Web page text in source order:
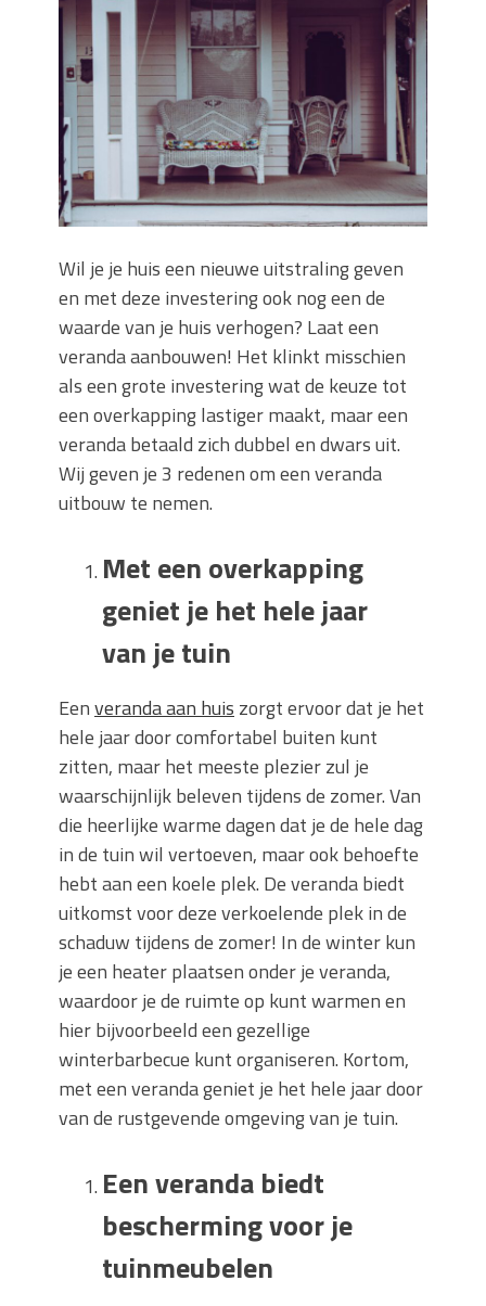
keuze voor iedere tuin
Wat is een sleuvenzaagmachine en
wanneer gebruik je hem?
Wonen in balans en comfort
Wanneer is het slim om een
graafmachine te huren in plaats van te
kopen?
Buitenleven, de tuin en een hangmat
kopen
Verbouwen? Sla je inboedel tijdelijk op!
Waar let je op bij het kiezen van een
dakdekkersbedrijf?
Wil je je huis een nieuwe uitstraling geven
en met deze investering ook nog een de
waarde van je huis verhogen? Laat een
veranda aanbouwen! Het klinkt misschien
als een grote investering wat de keuze tot
een overkapping lastiger maakt, maar een
veranda betaald zich dubbel en dwars uit.
Wij geven je 3 redenen om een veranda
uitbouw te nemen.
Met een overkapping
geniet je het hele jaar
van je tuin
Eenveranda aan huis zorgt ervoor dat je het
hele jaar door comfortabel buiten kunt
zitten, maar het meeste plezier zul je
waarschijnlijk beleven tijdens de zomer. Van
die heerlijke warme dagen dat je de hele dag
in de tuin wil vertoeven, maar ook behoefte
hebt aan een koele plek. De veranda biedt
uitkomst voor deze verkoelende plek in de
schaduw tijdens de zomer! In de winter kun
je een heater plaatsen onder je veranda,
waardoor je de ruimte op kunt warmen en
hier bijvoorbeeld een gezellige
winterbarbecue kunt organiseren. Kortom,
met een veranda geniet je het hele jaar door
van de rustgevende omgeving van je tuin.
Een veranda biedt
bescherming voor je
tuinmeubelen